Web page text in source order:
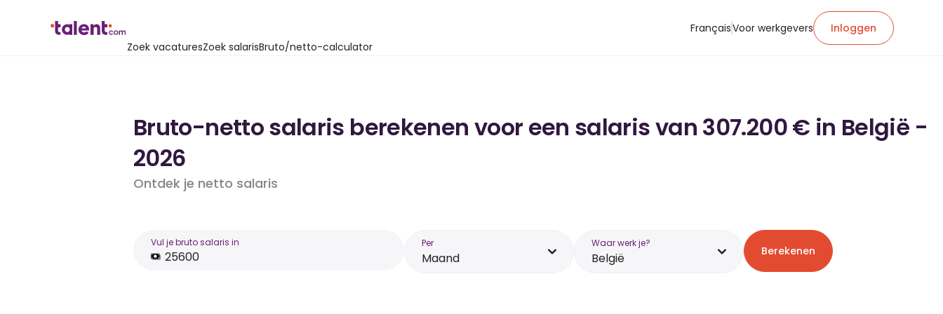
Zoek vacaturesZoek salarisBruto/netto-calculator
FrançaisVoor werkgevers Inloggen
Bruto-netto salaris berekenen voor een salaris van 307.200 € in België -
2026
Ontdek je netto salaris
Vul je bruto salaris in Per
Maand
Waar werk je?
België Berekenen